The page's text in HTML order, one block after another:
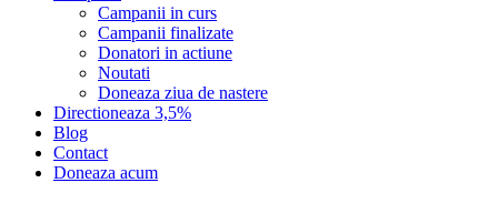
Campanii in curs
Campanii finalizate
Donatori in actiune
Noutati
Doneaza ziua de nastere
Directioneaza 3,5%
Blog
Contact
Doneaza acum